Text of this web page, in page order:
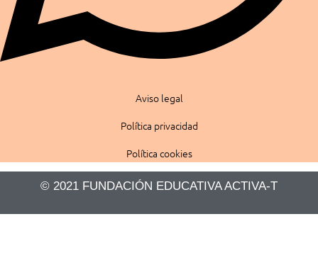
Aviso legal
Política privacidad
Política cookies
© 2021 FUNDACIÓN EDUCATIVA ACTIVA-T​